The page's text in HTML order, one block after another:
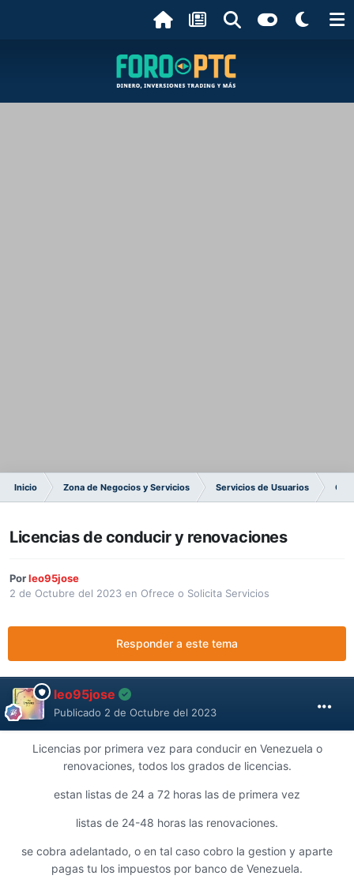
Inicio Zona de Negocios y Servicios Servicios de Usuarios
Licencias de conducir y renovaciones
Porleo95jose
2 de Octubre del 2023 en Ofrece o Solicita Servicios
Responder a este tema
leo95jose
Publicado 2 de Octubre del 2023
Licencias por primera vez para conducir en Venezuela o
renovaciones, todos los grados de licencias.
estan listas de 24 a 72 horas las de primera vez
listas de 24-48 horas las renovaciones.
se cobra adelantado, o en tal caso cobro la gestion y aparte
pagas tu los impuestos por banco de Venezuela.